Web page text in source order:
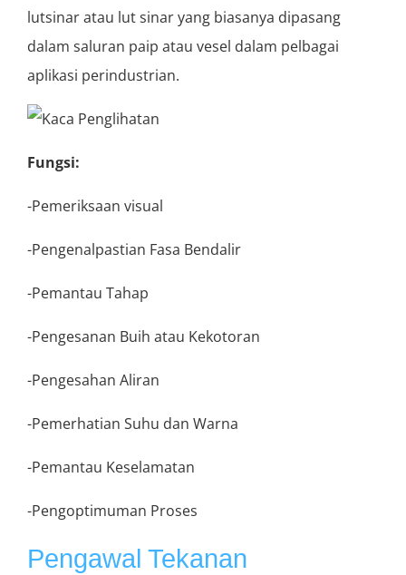
lutsinar atau lut sinar yang biasanya dipasang
dalam saluran paip atau vesel dalam pelbagai
aplikasi perindustrian.
Fungsi:
-Pemeriksaan visual
-Pengenalpastian Fasa Bendalir
-Pemantau Tahap
-Pengesanan Buih atau Kekotoran
-Pengesahan Aliran
-Pemerhatian Suhu dan Warna
-Pemantau Keselamatan
-Pengoptimuman Proses
Pengawal Tekanan